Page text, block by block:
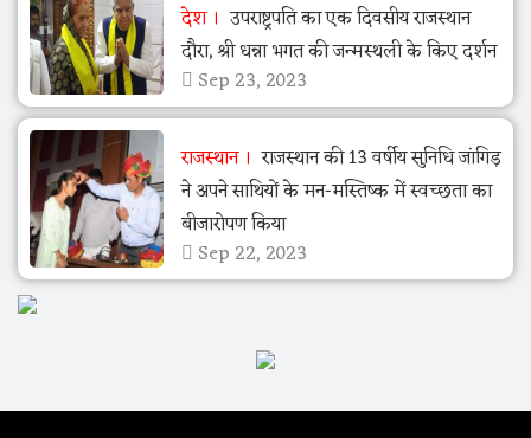
देश
उपराष्ट्रपति का एक दिवसीय राजस्थान
दौरा, श्री धन्ना भगत की जन्मस्थली के किए दर्शन
Sep 23, 2023
राजस्थान
राजस्थान की 13 वर्षीय सुनिधि जांगिड़
ने अपने साथियों के मन-मस्तिष्क में स्वच्छता का
बीजारोपण किया
Sep 22, 2023